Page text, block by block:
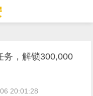
务，解锁300,000
20:01:28